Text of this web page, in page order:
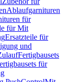
Ablaufgarnituren
für
für Mit
Ersatzteile für
und
Fertigbausets
für